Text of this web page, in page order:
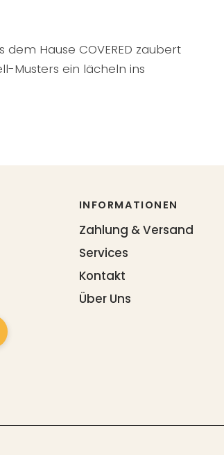
Hause COVERED zaubert
Musters ein lächeln ins
INFORMATIONEN
Zahlung & Versand
Services
Kontakt
Über Uns